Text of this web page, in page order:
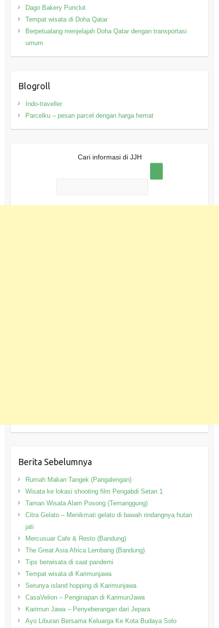
Dago Bakery Punclut
Tempat wisata di Doha Qatar
Berpetualang menjelajah Doha Qatar dengan transportasi
umum
Blogroll
Indo-traveller
Parcelku – pesan parcel dengan harga hemat
Cari informasi di JJH
Berita Sebelumnya
Rumah Makan Tangek (Pangalengan)
Wisata ke lokasi shooting film Pengabdi Setan 1
Taman Wisata Alam Posong (Temanggung)
Citra Gelato – Menikmati gelato di bawah rindangnya hutan
jati
Mercusuar Cafe & Resto (Bandung)
The Great Asia Africa Lembang (Bandung)
Tips berwisata di saat pandemi
Tempat wisata di Karimunjawa
Serunya island hopping di Karimunjawa
CasaVelion – Penginapan di KarimunJawa
Karimun Jawa – Penyeberangan dari Jepara
Ayo Liburan Bersama Keluarga Ke Kota Budaya Solo